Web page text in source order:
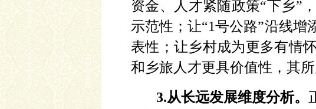
资金、人才紧随政策“下乡”
示范性；让“1号公路”沿线
表性；让乡村成为更多有情
和乡旅人才更具价值性，其
3.从长远发展维度分析。